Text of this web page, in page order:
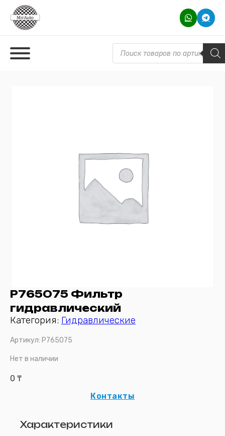
Поиск товаров
P765075 Фильтр
гидравлический
Категория: Гидравлические
Артикул: P765075
Нет в наличии
0 ₸
Контакты
Характеристики